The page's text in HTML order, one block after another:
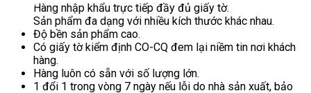
Hàng nhập khẩu trực tiếp đầy đủ giấy tờ.
Sản phẩm đa dạng với nhiều kích thước khác nhau.
Độ bền sản phẩm cao.
Có giấy tờ kiểm định CO-CQ đem lại niềm tin nơi khách
hàng.
Hàng luôn có sẵn với số lượng lớn.
1 đổi 1 trong vòng 7 ngày nếu lỗi do nhà sản xuất, bảo